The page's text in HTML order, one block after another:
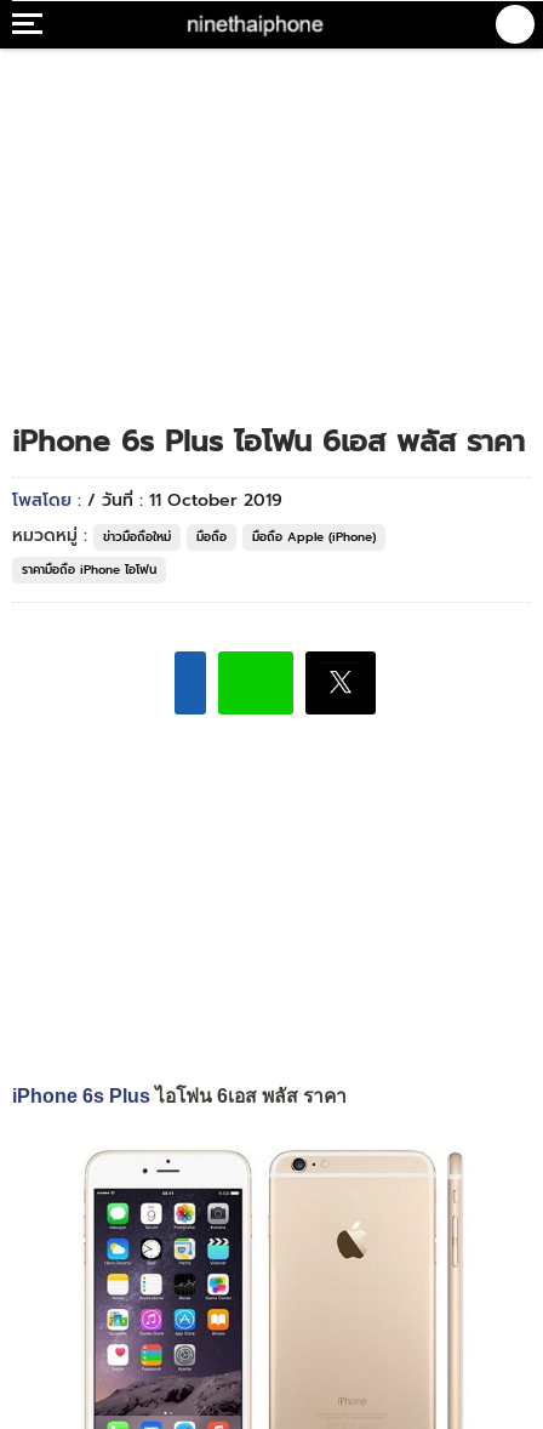
iPhone 6s Plus ไอโฟน 6เอส พลัส ราคา
โพสโดย : / วันที่ : 11 October 2019
หมวดหมู่ :
ข่าวมือถือใหม่ มือถือ
มือถือ Apple (iPhone)
ราคามือถือ iPhone ไอโฟน
iPhone 6s Plusไอโฟน 6เอส พลัส ราคา